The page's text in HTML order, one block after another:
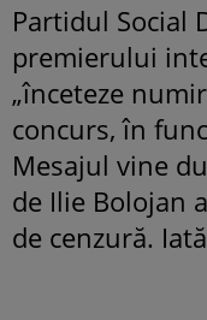
Partidul Social
premierului
„înceteze
concurs, în
Mesajul vine
de Ilie Bolojan
de cenzură.